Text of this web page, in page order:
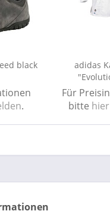
black
.
adidas
Für
bitte